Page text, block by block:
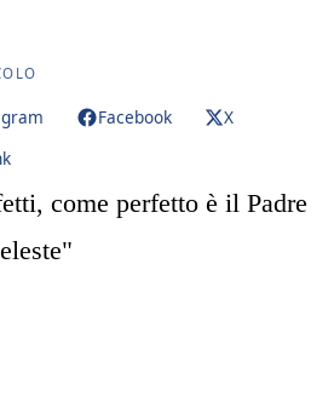
Facebook
X
come perfetto è il Padre